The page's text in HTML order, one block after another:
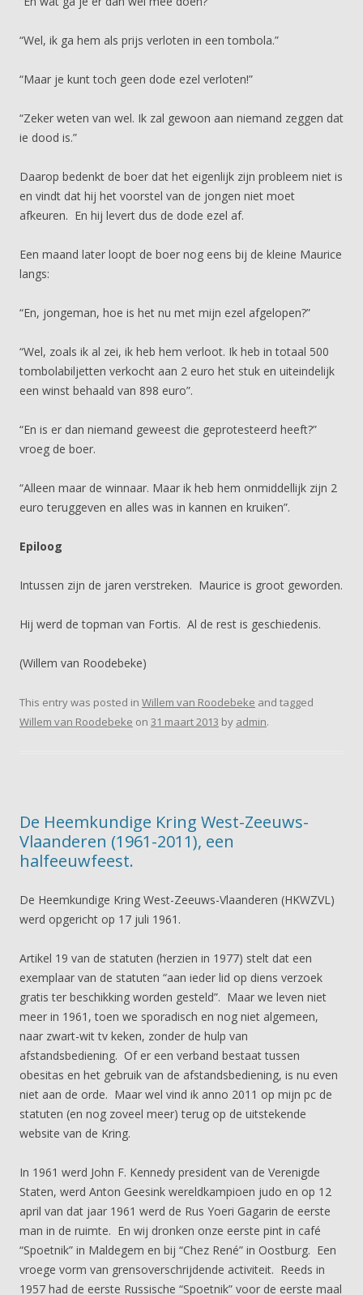
“Wel, ik ga hem als prijs verloten in een tombola.”
“Maar je kunt toch geen dode ezel verloten!”
“Zeker weten van wel. Ik zal gewoon aan niemand zeggen dat
ie dood is.”
Daarop bedenkt de boer dat het eigenlijk zijn probleem niet is
en vindt dat hij het voorstel van de jongen niet moet
afkeuren. En hij levert dus de dode ezel af.
Een maand later loopt de boer nog eens bij de kleine Maurice
langs:
“En, jongeman, hoe is het nu met mijn ezel afgelopen?”
“Wel, zoals ik al zei, ik heb hem verloot. Ik heb in totaal 500
tombolabiljetten verkocht aan 2 euro het stuk en uiteindelijk
een winst behaald van 898 euro”.
“En is er dan niemand geweest die geprotesteerd heeft?”
vroeg de boer.
“Alleen maar de winnaar. Maar ik heb hem onmiddellijk zijn 2
euro teruggeven en alles was in kannen en kruiken”.
Epiloog
Intussen zijn de jaren verstreken. Maurice is groot geworden.
Hij werd de topman van Fortis. Al de rest is geschiedenis.
(Willem van Roodebeke)
This entry was posted in Willem van Roodebeke and tagged
Willem van Roodebeke on 31 maart 2013 by admin.
De Heemkundige Kring West-Zeeuws-
Vlaanderen (1961-2011), een
halfeeuwfeest.
De Heemkundige Kring West-Zeeuws-Vlaanderen (HKWZVL)
werd opgericht op 17 juli 1961.
Artikel 19 van de statuten (herzien in 1977) stelt dat een
exemplaar van de statuten “aan ieder lid op diens verzoek
gratis ter beschikking worden gesteld”. Maar we leven niet
meer in 1961, toen we sporadisch en nog niet algemeen,
naar zwart-wit tv keken, zonder de hulp van
afstandsbediening. Of er een verband bestaat tussen
obesitas en het gebruik van de afstandsbediening, is nu even
niet aan de orde. Maar wel vind ik anno 2011 op mijn pc de
statuten (en nog zoveel meer) terug op de uitstekende
website van de Kring.
In 1961 werd John F. Kennedy president van de Verenigde
Staten, werd Anton Geesink wereldkampioen judo en op 12
april van dat jaar 1961 werd de Rus Yoeri Gagarin de eerste
man in de ruimte. En wij dronken onze eerste pint in café
“Spoetnik” in Maldegem en bij “Chez René” in Oostburg. Een
vroege vorm van grensoverschrijdende activiteit. Reeds in
1957 had de eerste Russische “Spoetnik” voor de eerste maal